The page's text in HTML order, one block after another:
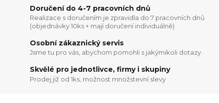
Doručení do 4-7 pracovních dnů
Realizace s doručením je zpravidla do 7 pracovních dnů
(objednávky 10ks + mají doručení individuálně)
Osobní zákaznický servis
Jsme tu pro vás, abychom pomohli s jakýmikoli dotazy.
Skvělé pro jednotlivce, firmy i skupiny
Prodej již od 1ks, možnost množstevní slevy